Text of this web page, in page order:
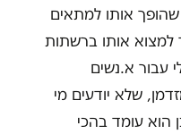
אותו למתאים
למצוא אותו ברשתות
עבור א.נשים
שלא יודעים מי
עומד בהכי